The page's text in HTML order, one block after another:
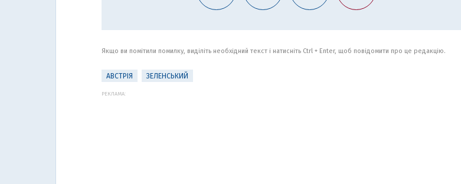
Якщо ви помітили помилку, виділіть необхідний текст і натисніть Ctrl + Enter, щоб повідомити про це редакцію.
АВСТРІЯ ЗЕЛЕНСЬКИЙ
РЕКЛАМА: